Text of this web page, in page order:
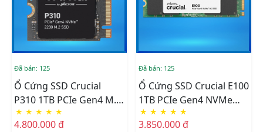
Đã bán: 125
Ổ Cứng SSD Crucial
P310 1TB PCIe Gen4 M.2
2230 (CT1000P310SSD2)
★ ★ ★ ★ ★
4.800.000 đ
Đã bán: 125
Ổ Cứng SSD Crucial E100
1TB PCIe Gen4 NVMe
M.2 (CT1000E100SSD8 )
★ ★ ★ ★ ★
3.850.000 đ